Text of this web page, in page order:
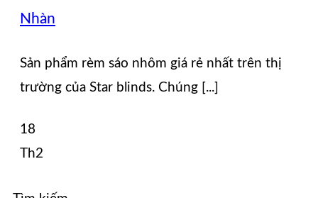
Nhàn
Sản phẩm rèm sáo nhôm giá rẻ nhất trên thị
trường của Star blinds. Chúng [...]
18
Th2